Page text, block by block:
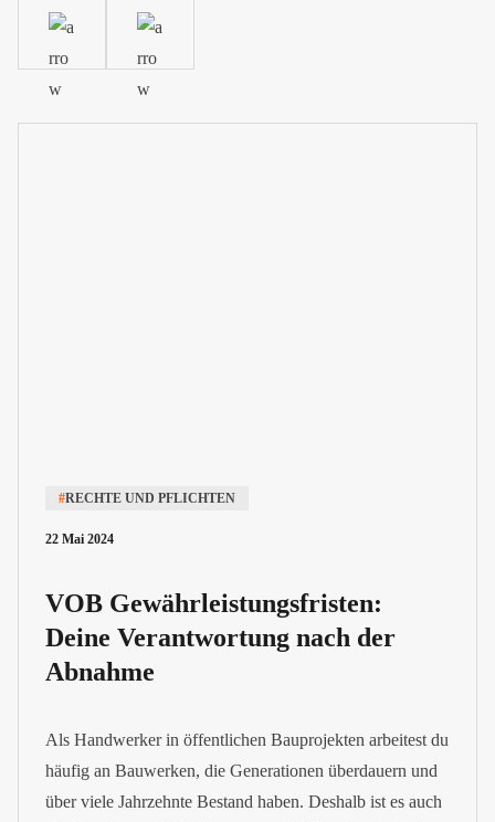
#RECHTE UND PFLICHTEN
22 Mai 2024
VOB Gewährleistungsfristen:
Deine Verantwortung nach der
Abnahme
Als Handwerker in öffentlichen Bauprojekten arbeitest du
häufig an Bauwerken, die Generationen überdauern und
über viele Jahrzehnte Bestand haben. Deshalb ist es auch